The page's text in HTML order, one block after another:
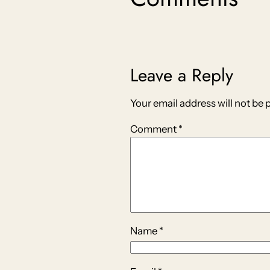
Leave a Reply
Your email address will not be
Comment *
Name *